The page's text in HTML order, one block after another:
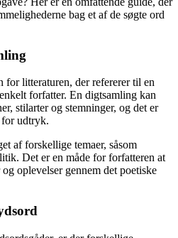
bag et af de søgte ord
for litteraturen, der refererer til en
forfatter. En digtsamling kan
stilarter og stemninger, og det er
udtryk.
af forskellige temaer, såsom
Det er en måde for forfatteren at
oplevelser gennem det poetiske